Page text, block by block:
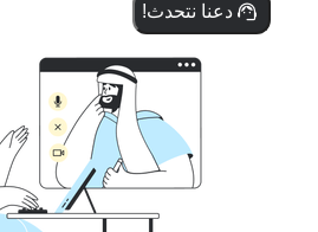
دعنا نتحدث!